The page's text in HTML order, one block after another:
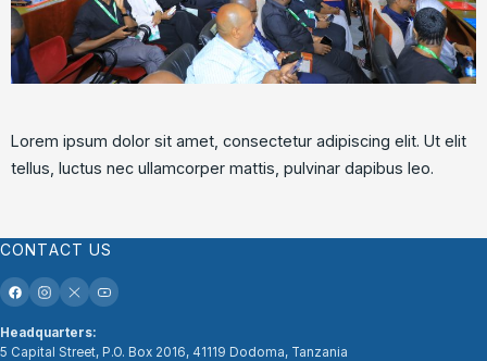
Lorem ipsum dolor sit amet, consectetur adipiscing elit. Ut elit
tellus, luctus nec ullamcorper mattis, pulvinar dapibus leo.
CONTACT US
Headquarters:
5 Capital Street, P.O. Box 2016, 41119 Dodoma, Tanzania